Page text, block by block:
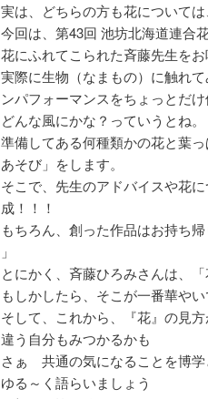
実は、どちらの方も花について
今回は、第43回 池坊北海道連合
花にふれてこられた斉藤先生を
実際に生物（なまもの）に触れ
ンパフォーマンスをちょっとだけ
どんな風にかな？っていうとね。
準備してある何種類かの花と葉
あそび」をします。
そこで、先生のアドバイスや花
成！！！
もちろん、創った作品はお持ち
」
とにかく、斉藤ひろみさんは、「
もしかしたら、そこが一番華や
そして、これから、『花』の見
違う自分もみつかるかも
さぁ 共通の気になることを博学
ゆる～く語らいましょう